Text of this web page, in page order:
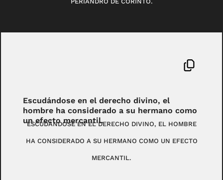
Escudándose en el derecho divino, el
hombre ha considerado a su hermano como
un efecto mercantil.
ESCUDÁNDOSE EN EL DERECHO DIVINO, EL HOMBRE
HA CONSIDERADO A SU HERMANO COMO UN EFECTO
MERCANTIL.